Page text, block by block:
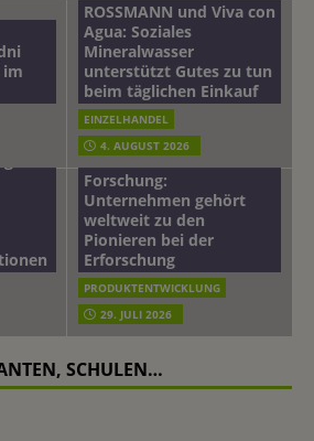
im
ROSSMANN und Viva con
Agua: Soziales
Mineralwasser
unterstützt Gutes zu tun
beim täglichen Einkauf
EINZELHANDEL
4. AUGUST 2026
dm
Beiersdorf
Hautmikrobiom-
Forschung:
Unternehmen gehört
weltweit zu den
Pionieren bei der
Erforschung
PRODUKTENTWICKLUNG
29. JULI 2026
SCHULEN…